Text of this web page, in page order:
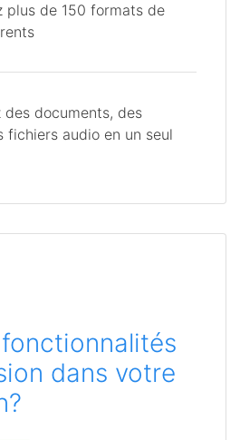
plus de 150 formats de
des documents, des
fichiers audio en un seul
dans votre